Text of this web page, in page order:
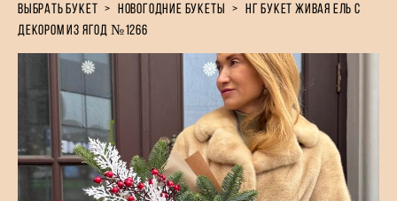
выбрать букет > новогодние букеты > нг букет живая ель с
декором из ягод №1266